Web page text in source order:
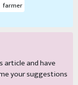
farmer
article and have
your suggestions